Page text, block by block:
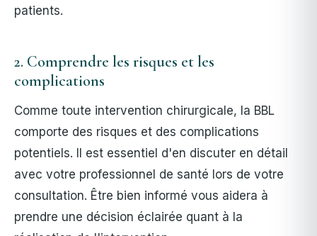
patients.
2. Comprendre les risques et les
complications
Comme toute intervention chirurgicale, la BBL
comporte des risques et des complications
potentiels. Il est essentiel d'en discuter en détail
avec votre professionnel de santé lors de votre
consultation. Être bien informé vous aidera à
prendre une décision éclairée quant à la